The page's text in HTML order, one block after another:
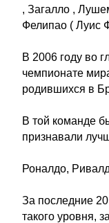
, Загалло ,
Фелипао ( Луис
В 2006 году во
чемпионате
родившихся в
В той команде
признавали
Роналдо,
За последние
такого уровня,